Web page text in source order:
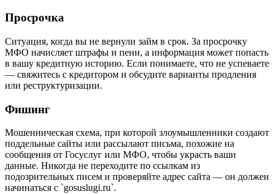
Просрочка
Ситуация, когда вы не вернули займ в срок. За просрочку
МФО начисляет штрафы и пени, а информация может попасть
в вашу кредитную историю. Если понимаете, что не успеваете
— свяжитесь с кредитором и обсудите варианты продления
или реструктуризации.
Фишинг
Мошенническая схема, при которой злоумышленники создают
поддельные сайты или рассылают письма, похожие на
сообщения от Госуслуг или МФО, чтобы украсть ваши
данные. Никогда не переходите по ссылкам из
подозрительных писем и проверяйте адрес сайта — он должен
начинаться с `gosuslugi.ru`.